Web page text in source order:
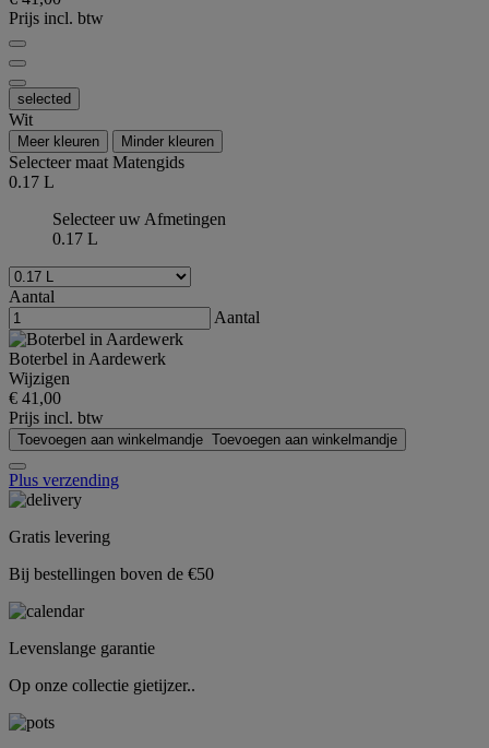
Prijs incl. btw
selected
Wit
Meer kleuren Minder kleuren
Selecteer maatMatengids
0.17 L
Selecteer uw Afmetingen
0.17 L
Aantal
Aantal
Boterbel in Aardewerk
Wijzigen
€ 41,00
Prijs incl. btw
Toevoegen aan winkelmandje Toevoegen aan winkelmandje
Plus verzending
Gratis levering
Bij bestellingen boven de €50
Levenslange garantie
Op onze collectie gietijzer..